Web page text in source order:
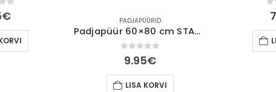
5
€ PADJAPÜÜRID
Padjapüür 60×80 cm STANDARD satään taupe beež
0out of 5
9.95€
LISA KORVI
0